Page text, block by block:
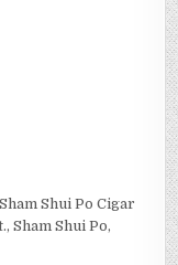
Shui Po Cigar
Sham Shui Po,